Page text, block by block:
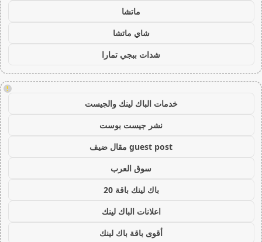
ماتشا
شاي ماتشا
شدات ببجي تمارا
!
خدمات الباك لينك والجيست
نشر جيست بوست
guest post مقال ضيف
سوق العرب
باك لينك باقة 20
اعلانات الباك لينك
أقوى باقة باك لينك